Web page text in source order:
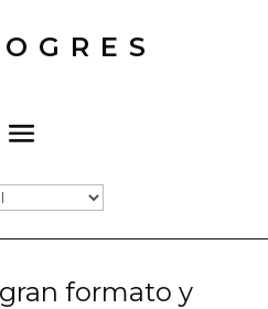
formato y